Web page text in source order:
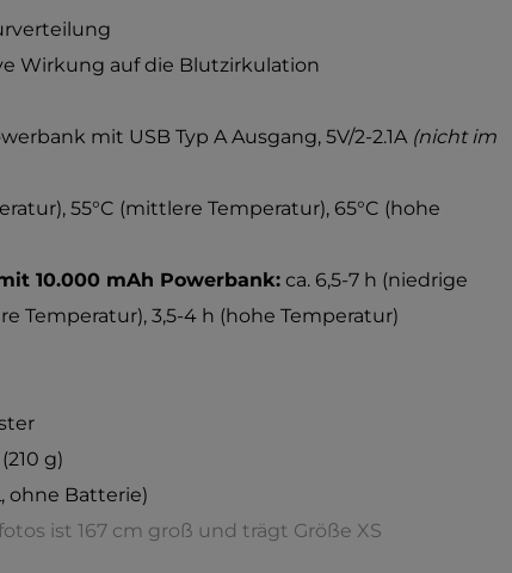
Wirkung auf die Blutzirkulation
mit USB Typ A Ausgang, 5V/2-2.1A (nicht im
55°C (mittlere Temperatur), 65°C (hohe
10.000 mAh Powerbank:ca. 6,5-7 h (niedrige
Temperatur), 3,5-4 h (hohe Temperatur)
g)
ohne Batterie)
ist 167 cm groß und trägt Größe XS